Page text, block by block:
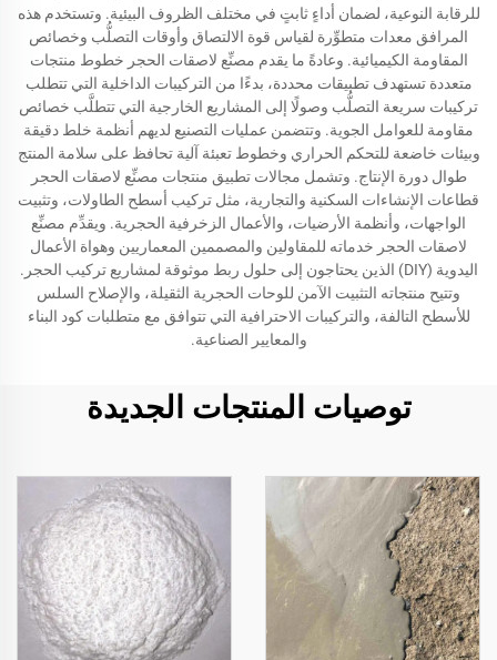
للرقابة النوعية، لضمان أداءٍ ثابتٍ في مختلف الظروف البيئية. وتستخدم هذه
المرافق معدات متطوِّرة لقياس قوة الالتصاق وأوقات التصلُّب وخصائص
المقاومة الكيميائية. وعادةً ما يقدم مصنِّع لاصقات الحجر خطوط منتجات
متعددة تستهدف تطبيقات محددة، بدءًا من التركيبات الداخلية التي تتطلب
تركيبات سريعة التصلُّب وصولًا إلى المشاريع الخارجية التي تتطلَّب خصائص
مقاومة للعوامل الجوية. وتتضمن عمليات التصنيع لديهم أنظمة خلط دقيقة
وبيئات خاضعة للتحكم الحراري وخطوط تعبئة آلية تحافظ على سلامة المنتج
طوال دورة الإنتاج. وتشمل مجالات تطبيق منتجات مصنِّع لاصقات الحجر
قطاعات الإنشاءات السكنية والتجارية، مثل تركيب أسطح الطاولات، وتثبيت
الواجهات، وأنظمة الأرضيات، والأعمال الزخرفية الحجرية. ويقدِّم مصنِّع
لاصقات الحجر خدماته للمقاولين والمصممين المعماريين وهواة الأعمال
اليدوية (DIY) الذين يحتاجون إلى حلول ربط موثوقة لمشاريع تركيب الحجر.
وتتيح منتجاته التثبيت الآمن للوحات الحجرية الثقيلة، والإصلاح السلس
للأسطح التالفة، والتركيبات الاحترافية التي تتوافق مع متطلبات كود البناء
والمعايير الصناعية.
توصيات المنتجات الجديدة